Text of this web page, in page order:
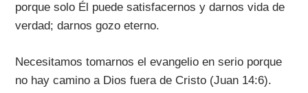
porque solo Él puede satisfacernos y darnos vida de
verdad; darnos gozo eterno.
Necesitamos tomarnos el evangelio en serio porque
no hay camino a Dios fuera de Cristo (Juan 14:6).